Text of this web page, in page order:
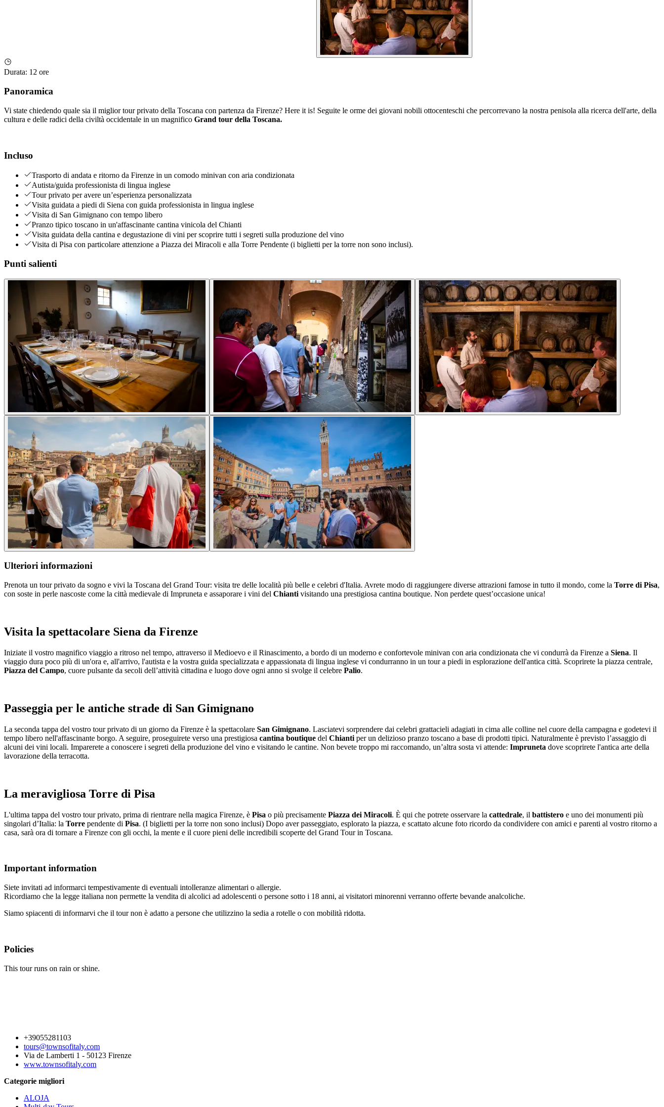
Durata: 12 ore
Panoramica
Vi state chiedendo quale sia il miglior tour privato della Toscana con partenza da Firenze? Here it is! Seguite le orme dei giovani nobili ottocenteschi che percorrevano la nostra penisola alla ricerca dell'arte, della
cultura e delle radici della civiltà occidentale in un magnifico Grand tour della Toscana.
Incluso
Trasporto di andata e ritorno da Firenze in un comodo minivan con aria condizionata
Autista/guida professionista di lingua inglese
Tour privato per avere un’esperienza personalizzata
Visita guidata a piedi di Siena con guida professionista in lingua inglese
Visita di San Gimignano con tempo libero
Pranzo tipico toscano in un'affascinante cantina vinicola del Chianti
Visita guidata della cantina e degustazione di vini per scoprire tutti i segreti sulla produzione del vino
Visita di Pisa con particolare attenzione a Piazza dei Miracoli e alla Torre Pendente (i biglietti per la torre non sono inclusi).
Punti salienti
Ulteriori informazioni
Prenota un tour privato da sogno e vivi la Toscana del Grand Tour: visita tre delle località più belle e celebri d'Italia. Avrete modo di raggiungere diverse attrazioni famose in tutto il mondo, come la Torre di Pisa,
con soste in perle nascoste come la città medievale di Impruneta e assaporare i vini del Chianti visitando una prestigiosa cantina boutique. Non perdete quest’occasione unica!
Visita la spettacolare Siena da Firenze
Iniziate il vostro magnifico viaggio a ritroso nel tempo, attraverso il Medioevo e il Rinascimento, a bordo di un moderno e confortevole minivan con aria condizionata che vi condurrà da Firenze a Siena. Il
viaggio dura poco più di un'ora e, all'arrivo, l'autista e la vostra guida specializzata e appassionata di lingua inglese vi condurranno in un tour a piedi in esplorazione dell'antica città. Scoprirete la piazza centrale,
Piazza del Campo, cuore pulsante da secoli dell’attività cittadina e luogo dove ogni anno si svolge il celebre Palio.
Passeggia per le antiche strade di San Gimignano
La seconda tappa del vostro tour privato di un giorno da Firenze è la spettacolare San Gimignano. Lasciatevi sorprendere dai celebri grattacieli adagiati in cima alle colline nel cuore della campagna e godetevi il
tempo libero nell'affascinante borgo. A seguire, proseguirete verso una prestigiosa cantina boutique del Chianti per un delizioso pranzo toscano a base di prodotti tipici. Naturalmente è previsto l’assaggio di
alcuni dei vini locali. Imparerete a conoscere i segreti della produzione del vino e visitando le cantine. Non bevete troppo mi raccomando, un’altra sosta vi attende: Impruneta dove scoprirete l'antica arte della
lavorazione della terracotta.
La meravigliosa Torre di Pisa
L'ultima tappa del vostro tour privato, prima di rientrare nella magica Firenze, è Pisa o più precisamente Piazza dei Miracoli. È qui che potrete osservare la cattedrale, il battistero e uno dei monumenti più
singolari d’Italia: la Torre pendente di Pisa. (I biglietti per la torre non sono inclusi) Dopo aver passeggiato, esplorato la piazza, e scattato alcune foto ricordo da condividere con amici e parenti al vostro ritorno a
casa, sarà ora di tornare a Firenze con gli occhi, la mente e il cuore pieni delle incredibili scoperte del Grand Tour in Toscana.
Important information
Siete invitati ad informarci tempestivamente di eventuali intolleranze alimentari o allergie.
Ricordiamo che la legge italiana non permette la vendita di alcolici ad adolescenti o persone sotto i 18 anni, ai visitatori minorenni verranno offerte bevande analcoliche.
Siamo spiacenti di informarvi che il tour non è adatto a persone che utilizzino la sedia a rotelle o con mobilità ridotta.
Policies
This tour runs on rain or shine.
+39055281103
tours@townsofitaly.com
Via de Lamberti 1 - 50123 Firenze
www.townsofitaly.com
Categorie migliori
ALOJA